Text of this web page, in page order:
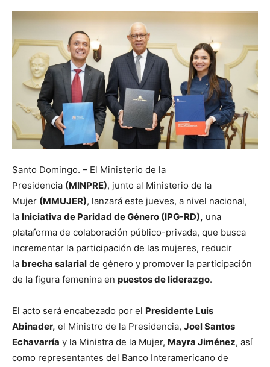
Santo Domingo. – El Ministerio de la
Presidencia (MINPRE), junto al Ministerio de la
Mujer (MMUJER), lanzará este jueves, a nivel nacional,
la Iniciativa de Paridad de Género (IPG-RD), una
plataforma de colaboración público-privada, que busca
incrementar la participación de las mujeres, reducir
la brecha salarial de género y promover la participación
de la figura femenina en puestos de liderazgo.
El acto será encabezado por el Presidente Luis
Abinader, el Ministro de la Presidencia, Joel Santos
Echavarría y la Ministra de la Mujer, Mayra Jiménez, así
como representantes del Banco Interamericano de